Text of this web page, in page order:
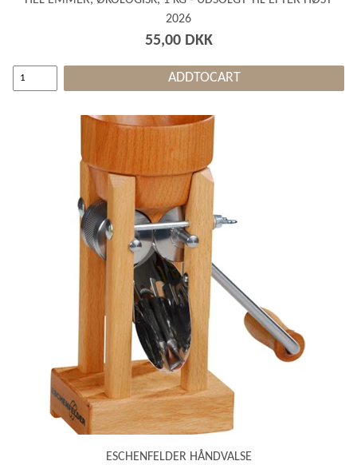
2026
55,00 DKK
ADDTOCART
ESCHENFELDER HÅNDVALSE